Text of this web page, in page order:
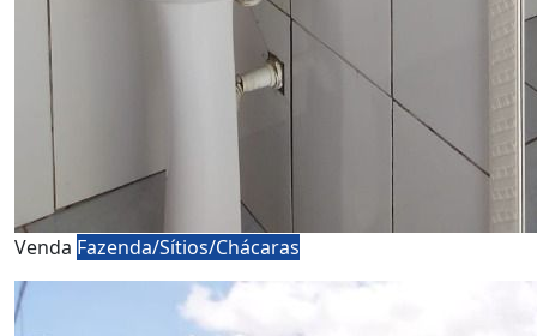
Venda Fazenda/Sítios/Chácaras